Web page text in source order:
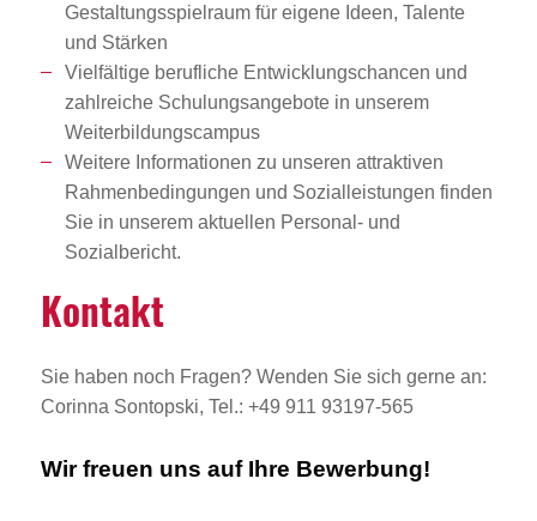
Gestaltungsspielraum für eigene Ideen, Talente
und Stärken
Vielfältige berufliche Entwicklungschancen und
zahlreiche Schulungsangebote in unserem
Weiterbildungscampus
Weitere Informationen zu unseren attraktiven
Rahmenbedingungen und Sozialleistungen finden
Sie in unserem aktuellen Personal- und
Sozialbericht.
Kontakt
Sie haben noch Fragen? Wenden Sie sich gerne an:
Corinna Sontopski, Tel.: +49 911 93197-565
Wir freuen uns auf Ihre Bewerbung!